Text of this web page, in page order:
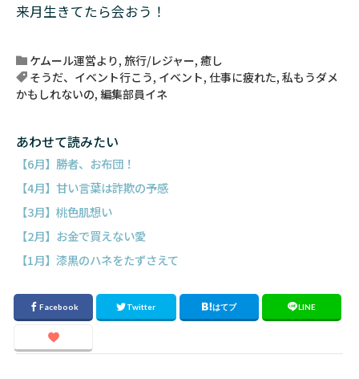
来月生きてたら会おう！
ケムール運営より, 旅行/レジャー, 癒し
そうだ、イベント行こう, イベント, 仕事に疲れた, 私もうダメ
かもしれないの, 編集部員イネ
あわせて読みたい
【6月】勝者、お布団！
【4月】甘い言葉は詐欺の予感
【3月】桃色肌想い
【2月】お金で買えない愛
【1月】漆黒のハネをたずさえて